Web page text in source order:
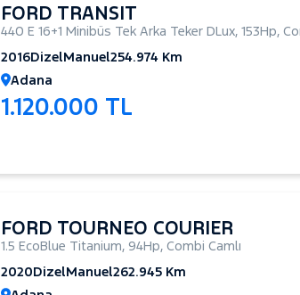
FORD TRANSIT
440 E 16+1 Minibüs Tek Arka Teker DLux, 153Hp,
2016DizelManuel254.974 Km
Adana
1.120.000 TL
FORD TOURNEO COURIER
1.5 EcoBlue Titanium, 94Hp, Combi Camlı
2020DizelManuel262.945 Km